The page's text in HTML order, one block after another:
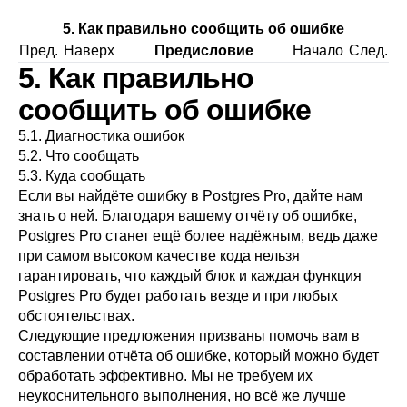
5. Как правильно сообщить об ошибке
Пред. Наверх Предисловие Начало След.
5. Как правильно
сообщить об ошибке
5.1. Диагностика ошибок
5.2. Что сообщать
5.3. Куда сообщать
Если вы найдёте ошибку в Postgres Pro, дайте нам
знать о ней. Благодаря вашему отчёту об ошибке,
Postgres Pro станет ещё более надёжным, ведь даже
при самом высоком качестве кода нельзя
гарантировать, что каждый блок и каждая функция
Postgres Pro будет работать везде и при любых
обстоятельствах.
Следующие предложения призваны помочь вам в
составлении отчёта об ошибке, который можно будет
обработать эффективно. Мы не требуем их
неукоснительного выполнения, но всё же лучше